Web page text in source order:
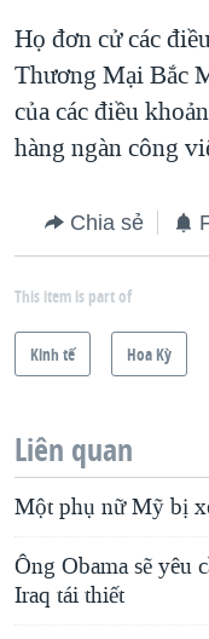
Họ đơn cử các
Thương Mại Bắc
của các điều
hàng ngàn công
Chia sẻ
This item is part of
Kinh tế Hoa Kỳ
Liên quan
Một phụ nữ Mỹ bị
Ông Obama sẽ yêu
Iraq tái thiết